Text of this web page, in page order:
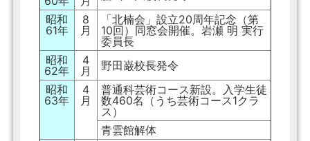
昭和
61年
8
月
「北楠会」設立20周年記念（第
10回）同窓会開催。岩瀬 明 実行
委員長
昭和
62年
4
月
野田巌校長発令
昭和
63年
4
月
普通科芸術コース新設。入学生徒
数460名（うち芸術コース1クラ
ス）
青雲館解体